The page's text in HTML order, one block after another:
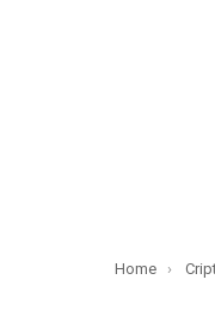
You are here:
Home